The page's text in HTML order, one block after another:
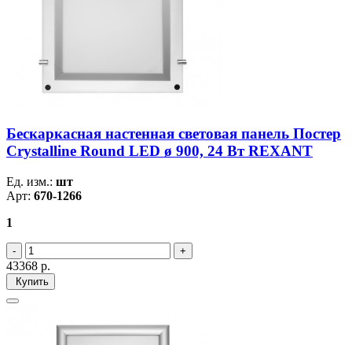
Бескаркасная настенная световая панель Постер
Crystalline Round LED ø 900, 24 Вт REXANT
Ед. изм.: шт
Арт: 670-1266
1
43368 р.
Купить